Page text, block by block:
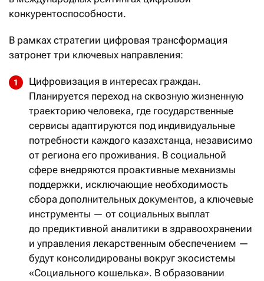
конкурентоспособности.
В рамках стратегии цифровая трансформация
затронет три ключевых направления:
Цифровизация в интересах граждан.
Планируется переход на сквозную жизненную
траекторию человека, где государственные
сервисы адаптируются под индивидуальные
потребности каждого казахстанца, независимо
от региона его проживания. В социальной
сфере внедряются проактивные механизмы
поддержки, исключающие необходимость
сбора дополнительных документов, а ключевые
инструменты — от социальных выплат
до предиктивной аналитики в здравоохранении
и управления лекарственным обеспечением —
будут консолидированы вокруг экосистемы
«Социального кошелька». В образовании